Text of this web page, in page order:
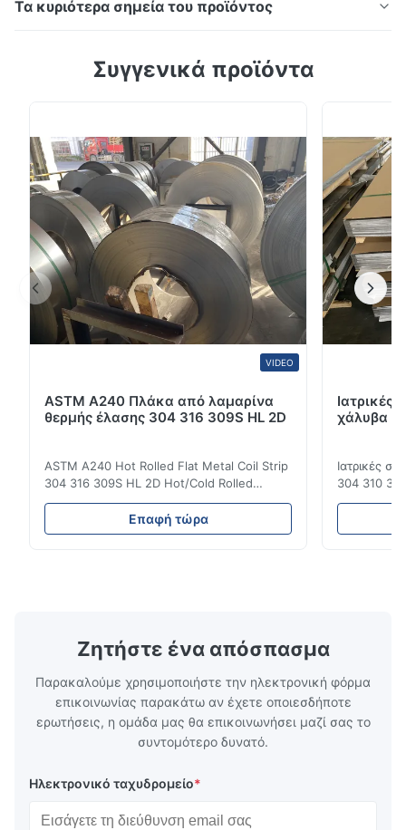
Τα κυριότερα σημεία του προϊόντος
χάλυβα υψηλής ποιότητας (4x8 πόδια, 20 Gauge)
ποιοτήτων ανοξείδωτου χάλυβα,
συμπεριλαμβανομένων 201, 301, 304, 304L, 316, 316L,
310S, 2204p, 2205L. Αυτό το προϊ...
Συγγενικά προϊόντα
VIDEO
ASTM A240 Πλάκα από λαμαρίνα
θερμής έλασης 304 316 309S HL 2D
ASTM A240 Hot Rolled Flat Metal Coil Strip
304 316 309S HL 2D Hot/Cold Rolled
Stainless Steel Coil Strip 304 316 309S 310
310S 316L 321 ASTM A240 Προδιαγραφές
προϊόντος Όνομα προϊόντος Πηνίο /
Επαφή τώρα
χάλυβα
Ιατρικές
304 310
χάλυβας
Ζητήστε ένα απόσπασμα
Παρακαλούμε χρησιμοποιήστε την ηλεκτρονική φόρμα
επικοινωνίας παρακάτω αν έχετε οποιεσδήποτε
ερωτήσεις, η ομάδα μας θα επικοινωνήσει μαζί σας το
συντομότερο δυνατό.
Ηλεκτρονικό ταχυδρομείο*